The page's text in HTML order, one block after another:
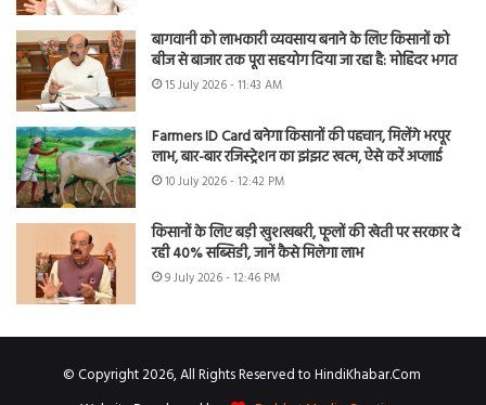
बागवानी को लाभकारी व्यवसाय बनाने के लिए किसानों को
बीज से बाजार तक पूरा सहयोग दिया जा रहा है: मोहिंदर भगत
15 July 2026 - 11:43 AM
Farmers ID Card बनेगा किसानों की पहचान, मिलेंगे भरपूर
लाभ, बार-बार रजिस्ट्रेशन का झंझट खत्म, ऐसे करें अप्लाई
10 July 2026 - 12:42 PM
किसानों के लिए बड़ी खुशखबरी, फूलों की खेती पर सरकार दे
रही 40% सब्सिडी, जानें कैसे मिलेगा लाभ
9 July 2026 - 12:46 PM
© Copyright 2026, All Rights Reserved to HindiKhabar.Com